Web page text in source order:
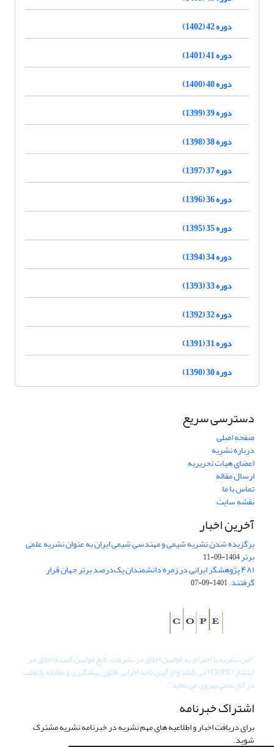
دوره 42 (1402)
دوره 41 (1401)
دوره 40 (1400)
دوره 39 (1399)
دوره 38 (1398)
دوره 37 (1397)
دوره 36 (1396)
دوره 35 (1395)
دوره 34 (1394)
دوره 33 (1393)
دوره 32 (1392)
دوره 31 (1391)
دوره 30 (1390)
دسترسی سریع
صفحه اصلی
درباره نشریه
اعضای هیات تحریریه
ارسال مقاله
تماس با ما
نقشه سایت
آخرین اخبار
برگزیده شدن نشریه شیمی و مهندسی شیمی ایران به عنوان نشریه علمی
برتر1404-09-11
۴۸۱ پژوهشگر ایرانی در زمره دانشمندان یک‌درصد برتر جهان قرار
گرفتند.1401-09-07
"این نشریه با احترام به قوانین اخلاق در نشریات، تابع قوانین کمیتۀ اخلاق در
انتشار (COPE) می باشد و از آیین نامه اجرایی قانون پیشگیری و مقابله با تقلب
در آثار علمی پیروی می نماید".
اشتراک خبرنامه
برای دریافت اخبار و اطلاعیه های مهم نشریه در خبرنامه نشریه مشترک
شوید.